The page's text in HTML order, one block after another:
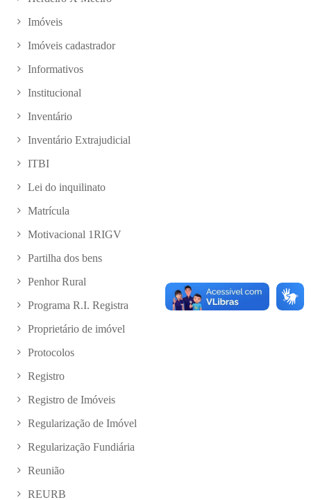
Imóveis
Imóveis cadastrador
Informativos
Institucional
Inventário
Inventário Extrajudicial
ITBI
Lei do inquilinato
Matrícula
Motivacional 1RIGV
Partilha dos bens
Penhor Rural
Programa R.I. Registra
Proprietário de imóvel
Protocolos
Registro
Registro de Imóveis
Regularização de Imóvel
Regularização Fundiária
Reunião
REURB